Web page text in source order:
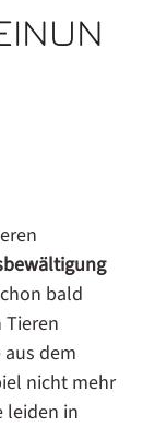
bald
dem
nicht mehr
leiden in